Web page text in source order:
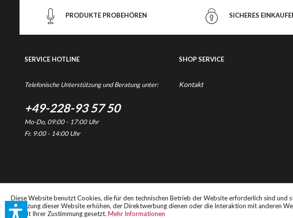
PRODUKTE PROBEHÖREN SICHERES
SERVICE HOTLINE
Telefonische Unterstützung und Beratung unter:
+49-228-93 57 50
Mo-Do, 09:00 - 17:00 Uhr
Fr. 9:00 - 14:00 Uhr
SHOP SERVICE
Kontakt
* Alle Preise inkl. gesetzl. Mehrwertsteuer zzgl.
Diese Website benutzt Cookies, die für den technischen Betrieb der Website erforderlich sind
Benutzung dieser Website erhöhen, der Direktwerbung dienen oder die Interaktion mit anderen
nur mit Ihrer Zustimmung gesetzt. Mehr Informationen